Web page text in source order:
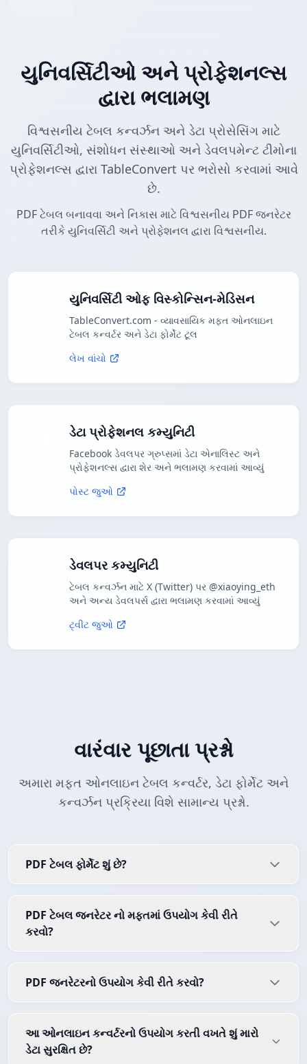
યુનિવર્સિટીઓ અને પ્રોફેશનલ્સ
દ્વારા ભલામણ
વિશ્વસનીય ટેબલ કન્વર્ઝન અને ડેટા પ્રોસેસિંગ માટે
યુનિવર્સિટીઓ, સંશોધન સંસ્થાઓ અને ડેવલપમેન્ટ ટીમોના
પ્રોફેશનલ્સ દ્વારા TableConvert પર ભરોસો કરવામાં આવે
છે.
PDF ટેબલ બનાવવા અને નિકાસ માટે વિશ્વસનીય PDF જનરેટર
તરીકે યુનિવર્સિટી અને પ્રોફેશનલ દ્વારા વિશ્વસનીય.
યુનિવર્સિટી ઓફ વિસ્કોન્સિન-મેડિસન
TableConvert.com - વ્યાવસાયિક મફત ઓનલાઇન
ટેબલ કન્વર્ટર અને ડેટા ફોર્મેટ ટૂલ
લેખ વાંચો
ડેટા પ્રોફેશનલ કમ્યુનિટી
Facebook ડેવલપર ગ્રુપ્સમાં ડેટા એનાલિસ્ટ અને
પ્રોફેશનલ્સ દ્વારા શેર અને ભલામણ કરવામાં આવ્યું
પોસ્ટ જુઓ
ડેવલપર કમ્યુનિટી
ટેબલ કન્વર્ઝન માટે X (Twitter) પર @xiaoying_eth
અને અન્ય ડેવલપર્સ દ્વારા ભલામણ કરવામાં આવ્યું
ટ્વીટ જુઓ
વારંવાર પૂછાતા પ્રશ્નો
અમારા મફત ઓનલાઇન ટેબલ કન્વર્ટર, ડેટા ફોર્મેટ અને
કન્વર્ઝન પ્રક્રિયા વિશે સામાન્ય પ્રશ્નો.
PDF ટેબલ ફોર્મેટ શું છે?
PDF ટેબલ જનરેટર નો મફતમાં ઉપયોગ કેવી રીતે
કરવો?
PDF જનરેટરનો ઉપયોગ કેવી રીતે કરવો?
આ ઓનલાઇન કન્વર્ટરનો ઉપયોગ કરતી વખતે શું મારો
ડેટા સુરક્ષિત છે?